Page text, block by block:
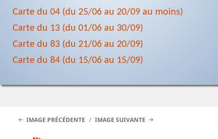
Carte du 04 (du 25/06 au 20/09 au moins)
Carte du 13 (du 01/06 au 30/09)
Carte du 83 (du 21/06 au 20/09)
Carte du 84 (du 15/06 au 15/09)
IMAGE PRÉCÉDENTE IMAGE SUIVANTE